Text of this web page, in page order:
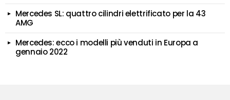
Mercedes SL: quattro cilindri elettrificato per la 43
AMG
Mercedes: ecco i modelli più venduti in Europa a
gennaio 2022